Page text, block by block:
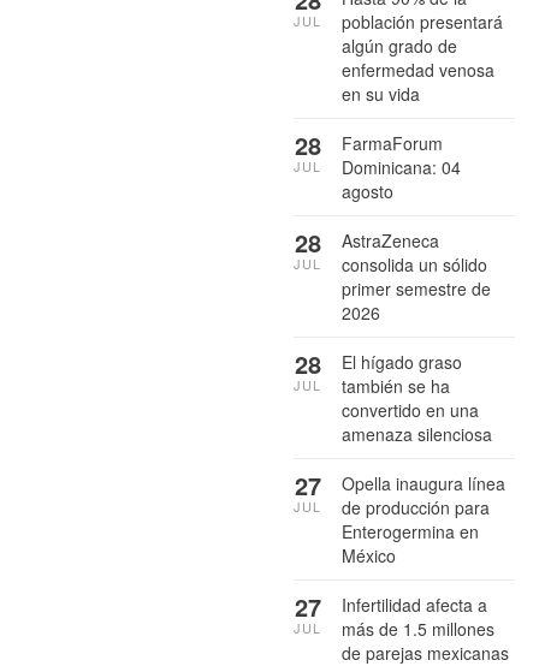
población presentará
algún grado de
enfermedad venosa
en su vida
JUL
FarmaForum
Dominicana: 04
agosto
28
JUL
AstraZeneca
consolida un sólido
primer semestre de
2026
28
JUL
El hígado graso
también se ha
convertido en una
amenaza silenciosa
28
JUL
Opella inaugura línea
de producción para
Enterogermina en
México
27
JUL
Infertilidad afecta a
más de 1.5 millones
de parejas mexicanas
27
JUL